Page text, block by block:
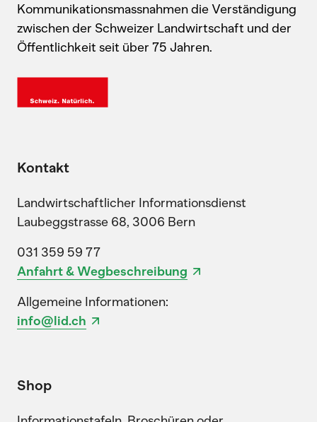
Kommunikationsmassnahmen die Verständigung
zwischen der Schweizer Landwirtschaft und der
Öffentlichkeit seit über 75 Jahren.
Kontakt
Landwirtschaftlicher Informationsdienst
Laubeggstrasse 68, 3006 Bern
031 359 59 77
Anfahrt & Wegbeschreibung
Allgemeine Informationen:
info@lid.ch
Shop